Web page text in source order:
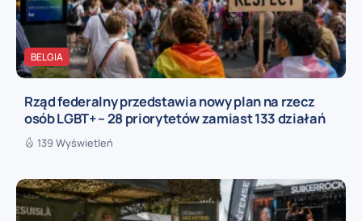
BELGIA
Rząd federalny przedstawia nowy plan na rzecz
osób LGBT+ – 28 priorytetów zamiast 133 działań
139 Wyświetleń